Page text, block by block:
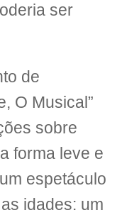
ser
de
O Musical”
sobre
forma leve e
espetáculo
idades: um